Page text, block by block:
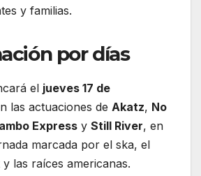
y familias.
por días
el jueves 17 de
las actuaciones de Akatz, No
Express y Still River, en
marcada por el ska, el
las raíces americanas.